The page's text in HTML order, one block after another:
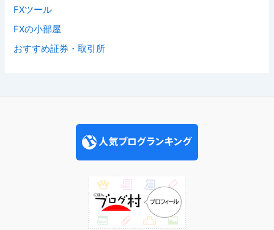
FXツール
FXの小部屋
おすすめ証券・取引所